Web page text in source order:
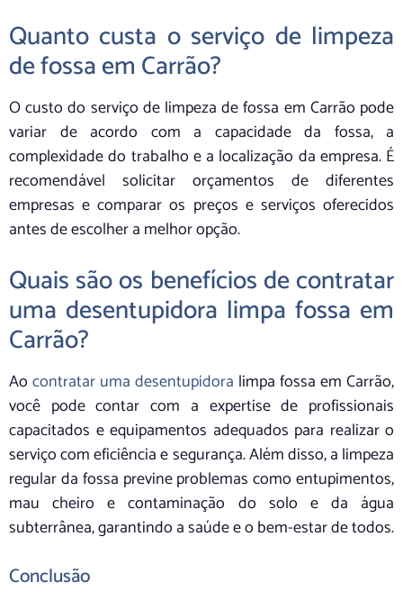
Quanto custa o serviço de limpeza
de fossa em Carrão?
O custo do serviço de limpeza de fossa em Carrão pode
variar de acordo com a capacidade da fossa, a
complexidade do trabalho e a localização da empresa. É
recomendável solicitar orçamentos de diferentes
empresas e comparar os preços e serviços oferecidos
antes de escolher a melhor opção.
Quais são os benefícios de contratar
uma desentupidora limpa fossa em
Carrão?
Ao contratar uma desentupidora limpa fossa em Carrão,
você pode contar com a expertise de profissionais
capacitados e equipamentos adequados para realizar o
serviço com eficiência e segurança. Além disso, a limpeza
regular da fossa previne problemas como entupimentos,
mau cheiro e contaminação do solo e da água
subterrânea, garantindo a saúde e o bem-estar de todos.
Conclusão